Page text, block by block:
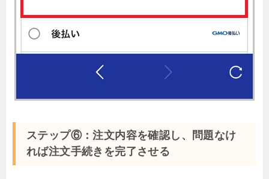
ステップ⑥：注文内容を確認し、問題なけ
れば注文手続きを完了させる